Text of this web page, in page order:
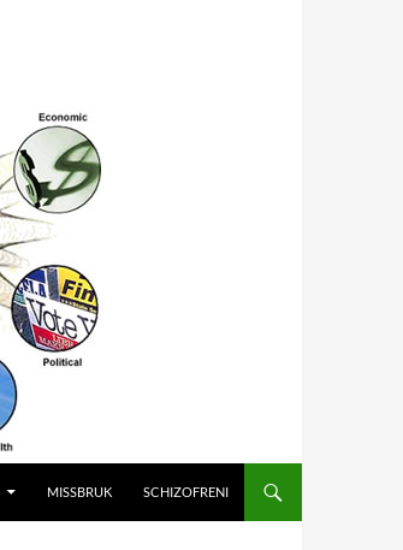
MISSBRUK SCHIZOFRENI